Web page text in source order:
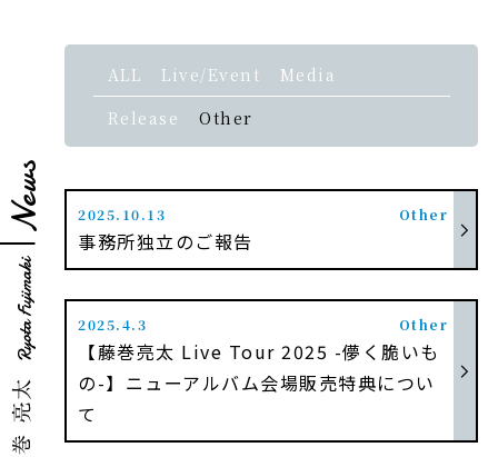
News
ALL Live/Event
Media
Release
Other
2025.10.13 Other
事務所独立のご報告
2025.4.3 Other
【藤巻亮太 Live Tour 2025 -儚く脆いも
の-】ニューアルバム会場販売特典につい
て